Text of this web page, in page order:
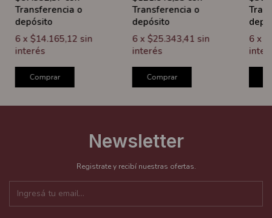
Transferencia o
depósito
6 x $14.165,12 sin
interés
Comprar
Transferencia o
depósito
6 x $25.343,41 sin
interés
Comprar
6 x
Newsletter
Registrate y recibí nuestras ofertas.